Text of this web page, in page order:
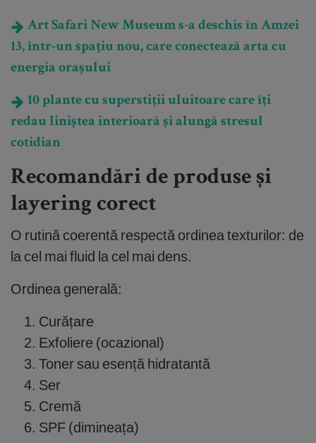
Art Safari New Museum s-a deschis în Amzei
13, într-un spațiu nou, care conectează arta cu
energia orașului
10 plante cu superstiții uluitoare care îți
redau liniștea interioară și alungă stresul
cotidian
Recomandări de produse și
layering corect
O rutină coerentă respectă ordinea texturilor: de
la cel mai fluid la cel mai dens.
Ordinea generală:
Curățare
Exfoliere (ocazional)
Toner sau esență hidratantă
Ser
Cremă
SPF (dimineața)